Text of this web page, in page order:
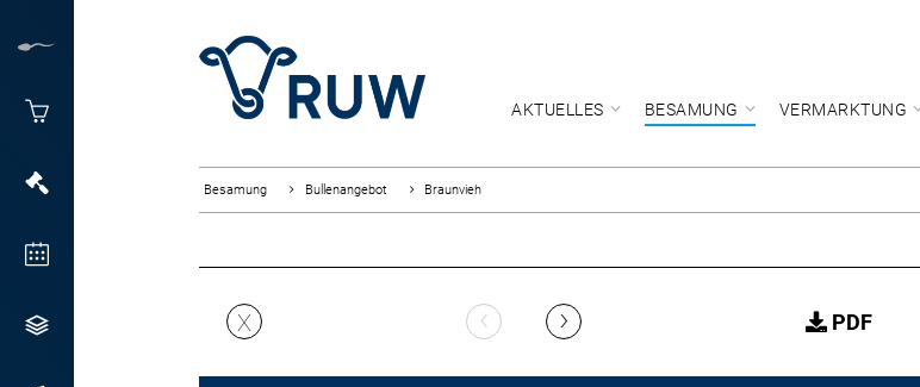
AKTUELLES BESAMUNG VERMARKTUNG
Besamung Bullenangebot Braunvieh
X ‹ › PDF